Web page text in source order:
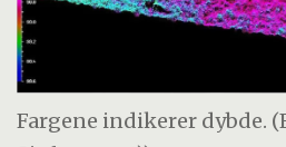
Fargene indikerer dybde.